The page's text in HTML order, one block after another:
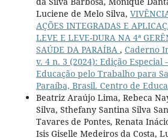
Luciene de Melo Silva,
AÇÕES INTEGRADAS E
LEVE E LEVE-DURA NA 4ª
SAÚDE DA PARAÍBA , Caderno
v. 4 n. 3 (2024): Edição Especial
Educação pelo Trabalho para
Paraíba, Brasil. Centro de
Beatriz Araújo Lima, Rebeca
Silva, Sthefany Santina Silva
Tavares de Pontes, Renata
Isis Giselle Medeiros da Costa,